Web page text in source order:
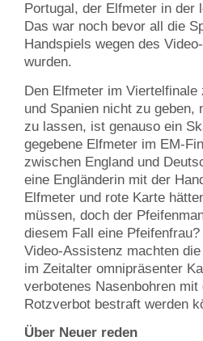
Portugal, der Elfmeter in der
Das war noch bevor all die
Handspiels wegen des
wurden.
Den Elfmeter im
und Spanien nicht zu geben,
zu lassen, ist genauso ein
gegebene Elfmeter im EM-
zwischen England und
eine Engländerin mit der
Elfmeter und rote Karte
müssen, doch der
diesem Fall eine
Video-Assistenz machten
im Zeitalter omnipräsenter
verbotenes Nasenbohren mit
Rotzverbot bestraft werden
Über Neuer reden